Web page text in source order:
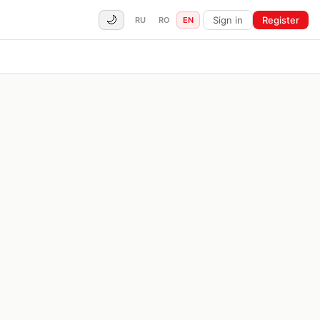
🌙 RU RO EN Sign in Register